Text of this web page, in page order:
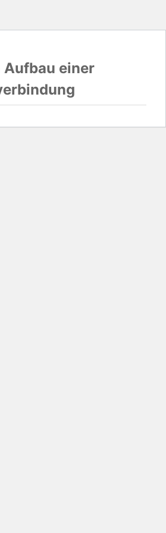
Aufbau einer